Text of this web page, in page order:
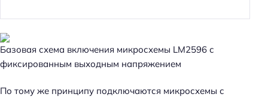
Базовая схема включения микросхемы LM2596 с
фиксированным выходным напряжением
По тому же принципу подключаются микросхемы с